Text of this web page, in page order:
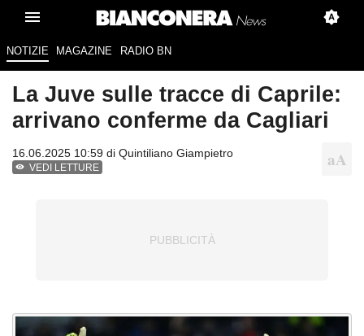
NOTIZIE MAGAZINE RADIO BN
La Juve sulle tracce di Caprile:
arrivano conferme da Cagliari
16.06.2025 10:59 di Quintiliano Giampietro
VEDI LETTURE